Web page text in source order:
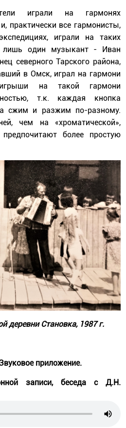
играли на гармонях
практически все гармонисты,
играли на таких
лишь один музыкант - Иван
северного Тарского района,
в Омск, играл на гармони
на такой гармони
т.к. каждая кнопка
сжим и разжим по-разному.
чем на «хроматической»,
более простую
деревни Становка, 1987 г.
приложение.
записи, беседа с Д.Н.